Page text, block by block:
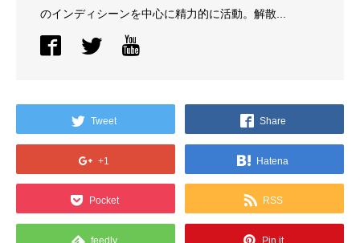
のインディシーンを中心に精力的に活動。解散...
Tweet Share
+1 Hatena
Pocket RSS
feedly Pin it